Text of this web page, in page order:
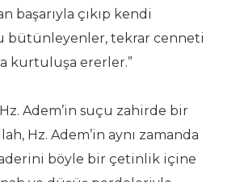
başarıyla çıkıp kendi
tekrar cenneti
kurtuluşa ererler.”
Adem’in suçu zahirde bir
Hz. Adem’in aynı zamanda
böyle bir çetinlik içine